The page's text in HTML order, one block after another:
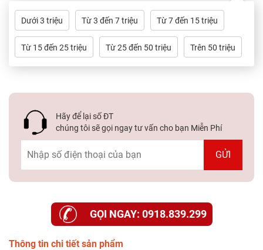
Phẩm
Khác
Thiệu
Thức
Dưới 3 triệu Từ 3 đến 7 triệu Từ 7 đến 15 triệu
Từ 15 đến 25 triệu Từ 25 đến 50 triệu Trên 50 triệu
Hãy để lại số ĐT
chúng tôi sẽ gọi ngay tư vấn cho bạn Miễn Phí
GỌI NGAY: 0918.839.299
Thông tin chi tiết sản phẩm